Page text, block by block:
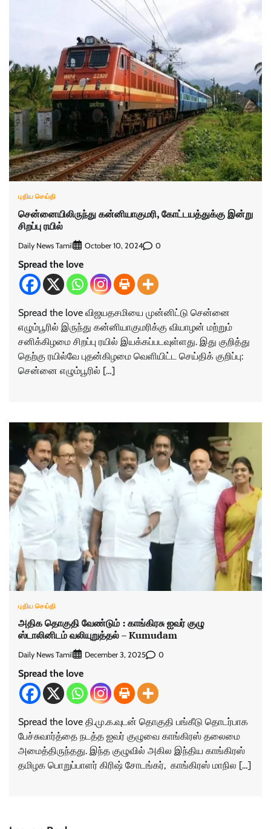
புதிய செய்தி
சென்னையிலிருந்து கன்னியாகுமரி, கோட்டயத்துக்கு இன்று
சிறப்பு ரயில்
Daily News Tamil October 10, 2024 0
Spread the love
Spread the love விஜயதசமியை முன்னிட்டு சென்னை
எழும்பூரில் இருந்து கன்னியாகுமரிக்கு வியாழன் மற்றும்
சனிக்கிழமை சிறப்பு ரயில் இயக்கப்படவுள்ளது. இது குறித்து
தெற்கு ரயில்வே புதன்கிழமை வெளியிட்ட செய்திக் குறிப்பு:
சென்னை எழும்பூரில் […]
புதிய செய்தி
அதிக தொகுதி வேண்டும் : காங்கிரசு ஐவர் குழு
ஸ்டாலினிடம் வலியுறுத்தல் – Kumudam
Daily News Tamil December 3, 2025 0
Spread the love
Spread the love தி.மு.க.வுடன் தொகுதி பங்கீடு தொடர்பாக
பேச்சுவார்த்தை நடத்த ஐவர் குழுவை காங்கிரஸ் தலைமை
அமைத்திருந்தது. இந்த குழுவில் அகில இந்திய காங்கிரஸ்
தமிழக பொறுப்பாளர் கிரிஷ் சோடங்கர், காங்கிரஸ் மாநில […]